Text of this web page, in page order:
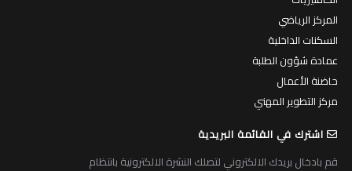
المركز الرياضي
السكنات الداخلية
عمادة شؤون الطلبة
حاضنة الأعمال
مركز التطوير المهني
اشترك في القائمة البريدية
قم بادخال بريدك الالكتروني لتصلك النشرة الالكترونية بانتظام